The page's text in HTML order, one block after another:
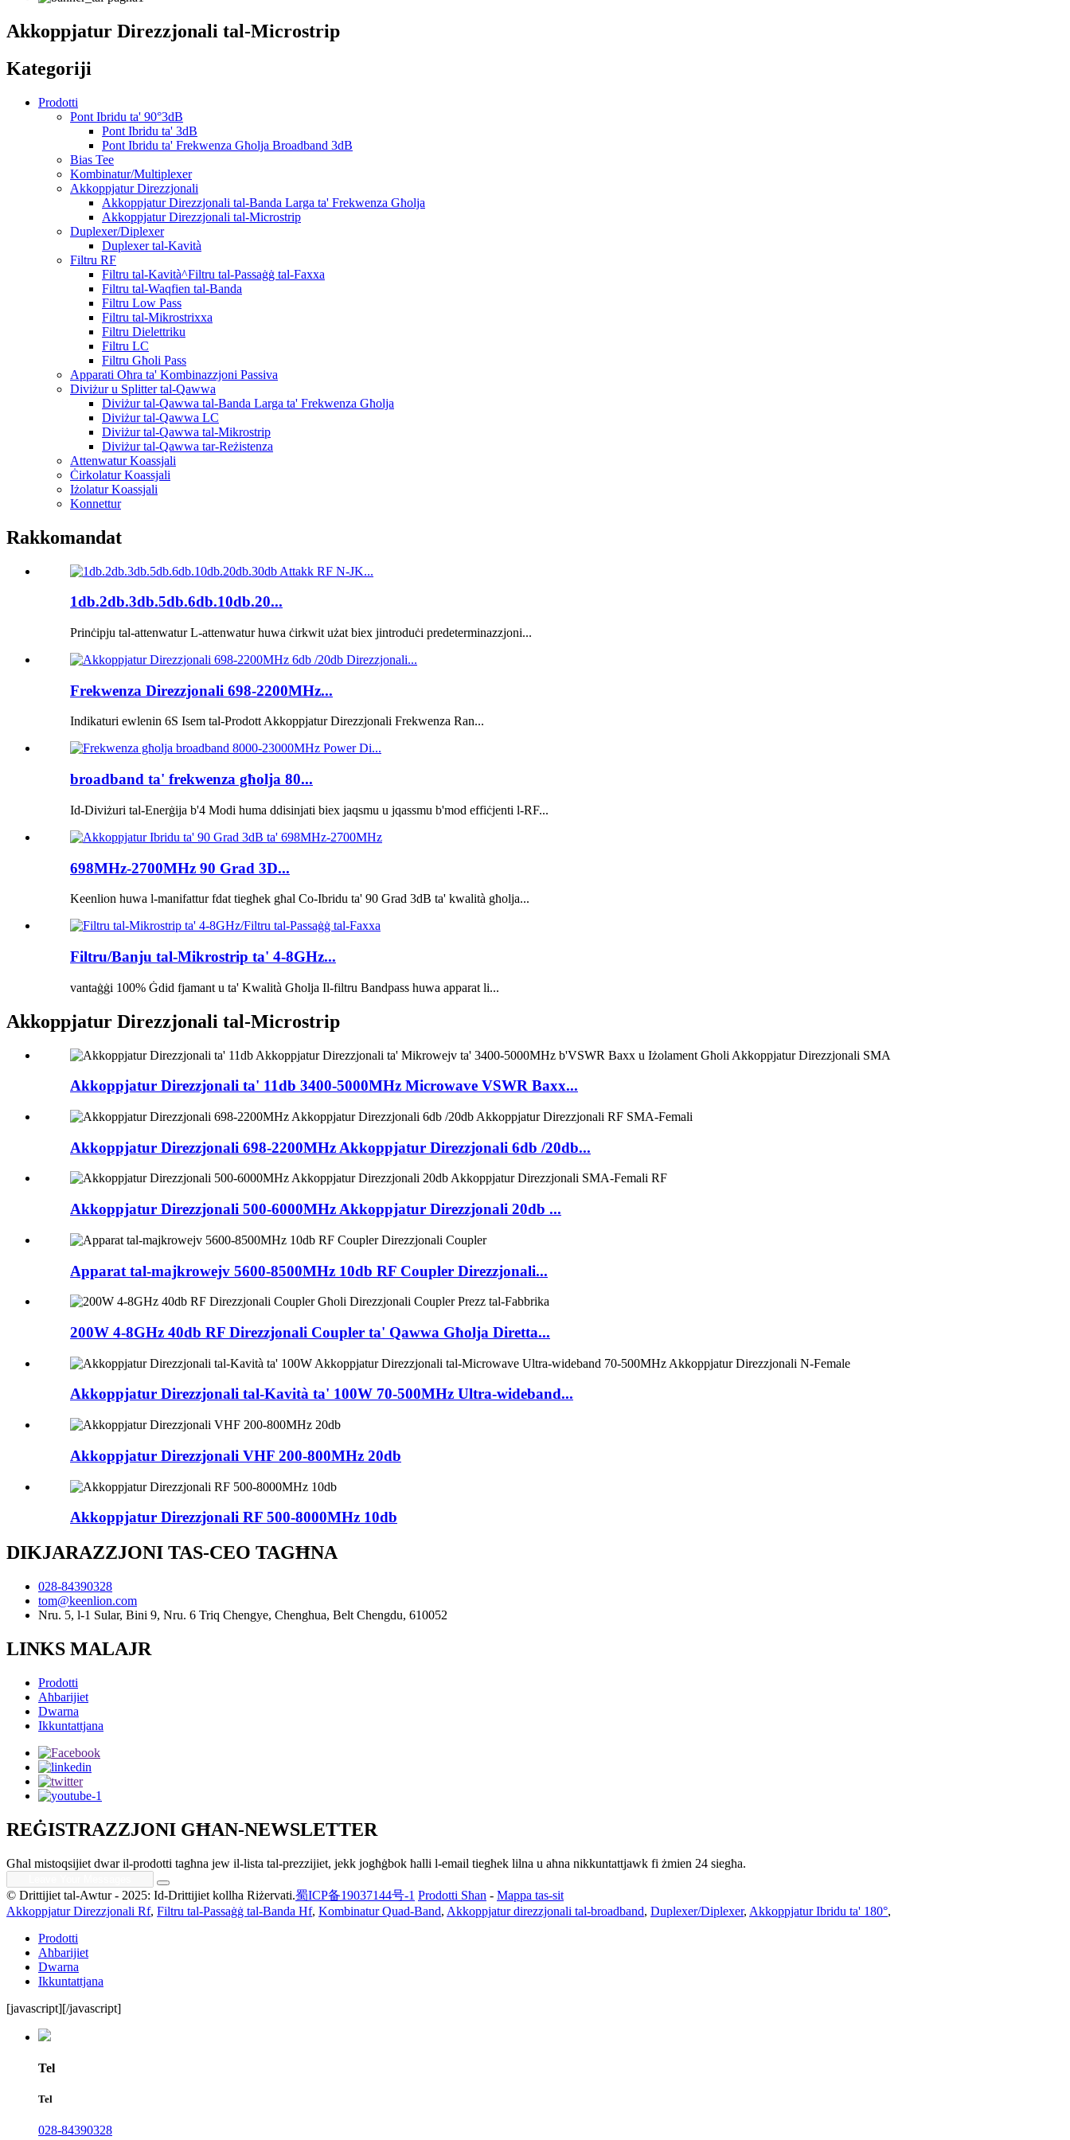
Akkoppjatur Direzzjonali tal-Microstrip
Kategoriji
Prodotti
Pont Ibridu ta' 90°3dB
Pont Ibridu ta' 3dB
Pont Ibridu ta' Frekwenza Għolja Broadband 3dB
Bias Tee
Kombinatur/Multiplexer
Akkoppjatur Direzzjonali
Akkoppjatur Direzzjonali tal-Banda Larga ta' Frekwenza Għolja
Akkoppjatur Direzzjonali tal-Microstrip
Duplexer/Diplexer
Duplexer tal-Kavità
Filtru RF
Filtru tal-Kavità^Filtru tal-Passaġġ tal-Faxxa
Filtru tal-Waqfien tal-Banda
Filtru Low Pass
Filtru tal-Mikrostrixxa
Filtru Dielettriku
Filtru LC
Filtru Għoli Pass
Apparati Oħra ta' Kombinazzjoni Passiva
Diviżur u Splitter tal-Qawwa
Diviżur tal-Qawwa tal-Banda Larga ta' Frekwenza Għolja
Diviżur tal-Qawwa LC
Diviżur tal-Qawwa tal-Mikrostrip
Diviżur tal-Qawwa tar-Reżistenza
Attenwatur Koassjali
Ċirkolatur Koassjali
Iżolatur Koassjali
Konnettur
Rakkomandat
1db.2db.3db.5db.6db.10db.20...
Prinċipju tal-attenwatur L-attenwatur huwa ċirkwit użat biex jintroduċi predeterminazzjoni...
Frekwenza Direzzjonali 698-2200MHz...
Indikaturi ewlenin 6S Isem tal-Prodott Akkoppjatur Direzzjonali Frekwenza Ran...
broadband ta' frekwenza għolja 80...
Id-Diviżuri tal-Enerġija b'4 Modi huma ddisinjati biex jaqsmu u jqassmu b'mod effiċjenti l-RF...
698MHz-2700MHz 90 Grad 3D...
Keenlion huwa l-manifattur fdat tiegħek għal Co-Ibridu ta' 90 Grad 3dB ta' kwalità għolja...
Filtru/Banju tal-Mikrostrip ta' 4-8GHz...
vantaġġi 100% Ġdid fjamant u ta' Kwalità Għolja Il-filtru Bandpass huwa apparat li...
Akkoppjatur Direzzjonali tal-Microstrip
Akkoppjatur Direzzjonali ta' 11db 3400-5000MHz Microwave VSWR Baxx...
Akkoppjatur Direzzjonali 698-2200MHz Akkoppjatur Direzzjonali 6db /20db...
Akkoppjatur Direzzjonali 500-6000MHz Akkoppjatur Direzzjonali 20db ...
Apparat tal-majkrowejv 5600-8500MHz 10db RF Coupler Direzzjonali...
200W 4-8GHz 40db RF Direzzjonali Coupler ta' Qawwa Għolja Diretta...
Akkoppjatur Direzzjonali tal-Kavità ta' 100W 70-500MHz Ultra-wideband...
Akkoppjatur Direzzjonali VHF 200-800MHz 20db
Akkoppjatur Direzzjonali RF 500-8000MHz 10db
DIKJARAZZJONI TAS-CEO TAGĦNA
028-84390328
tom@keenlion.com
Nru. 5, l-1 Sular, Bini 9, Nru. 6 Triq Chengye, Chenghua, Belt Chengdu, 610052
LINKS MALAJR
Prodotti
Aħbarijiet
Dwarna
Ikkuntattjana
REĠISTRAZZJONI GĦAN-NEWSLETTER
Għal mistoqsijiet dwar il-prodotti tagħna jew il-lista tal-prezzijiet, jekk jogħġbok ħalli l-email tiegħek lilna u aħna nikkuntattjawk fi żmien 24 siegħa.
© Drittijiet tal-Awtur - 2025: Id-Drittijiet kollha Riżervati.蜀ICP备19037144号-1 Prodotti Sħan - Mappa tas-sit
Akkoppjatur Direzzjonali Rf, Filtru tal-Passaġġ tal-Banda Hf, Kombinatur Quad-Band, Akkoppjatur direzzjonali tal-broadband, Duplexer/Diplexer, Akkoppjatur Ibridu ta' 180°,
Prodotti
Aħbarijiet
Dwarna
Ikkuntattjana
[javascript][/javascript]
Tel
Tel
028-84390328